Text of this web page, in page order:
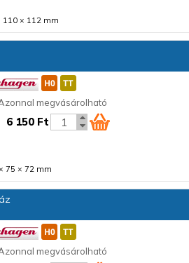
110 × 112 mm
megvásárolható
6 150 Ft
75 × 72 mm
megvásárolható